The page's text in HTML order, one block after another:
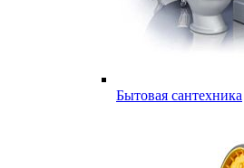
Бытовая сантехника